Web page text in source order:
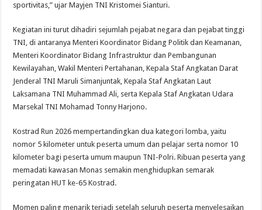
sportivitas,” ujar Mayjen TNI Kristomei Sianturi.
Kegiatan ini turut dihadiri sejumlah pejabat negara dan pejabat tinggi
TNI, di antaranya Menteri Koordinator Bidang Politik dan Keamanan,
Menteri Koordinator Bidang Infrastruktur dan Pembangunan
Kewilayahan, Wakil Menteri Pertahanan, Kepala Staf Angkatan Darat
Jenderal TNI Maruli Simanjuntak, Kepala Staf Angkatan Laut
Laksamana TNI Muhammad Ali, serta Kepala Staf Angkatan Udara
Marsekal TNI Mohamad Tonny Harjono.
Kostrad Run 2026 mempertandingkan dua kategori lomba, yaitu
nomor 5 kilometer untuk peserta umum dan pelajar serta nomor 10
kilometer bagi peserta umum maupun TNI-Polri. Ribuan peserta yang
memadati kawasan Monas semakin menghidupkan semarak
peringatan HUT ke-65 Kostrad.
Momen paling menarik terjadi setelah seluruh peserta menyelesaikan